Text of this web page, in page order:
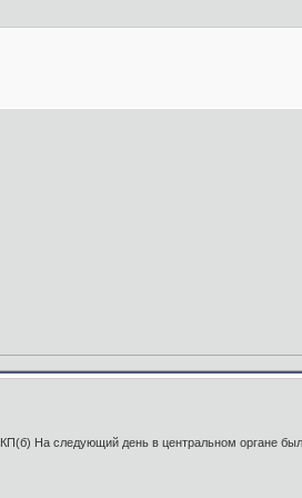
На следующий день в центральном органе